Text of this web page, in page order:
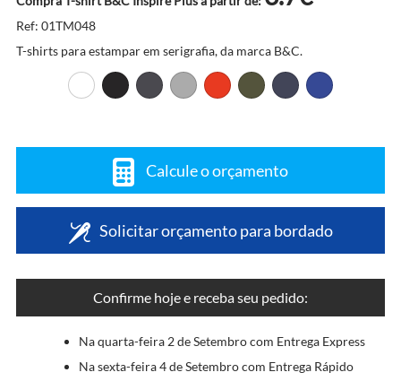
Ref: 01TM048
T-shirts para estampar em serigrafia, da marca B&C.
Calcule o orçamento
Solicitar orçamento para bordado
Confirme hoje e receba seu pedido:
Na quarta-feira 2 de Setembro com Entrega Express
Na sexta-feira 4 de Setembro com Entrega Rápido